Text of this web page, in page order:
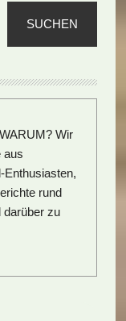
SUCHEN
Wir
aus
Enthusiasten,
rund
darüber zu